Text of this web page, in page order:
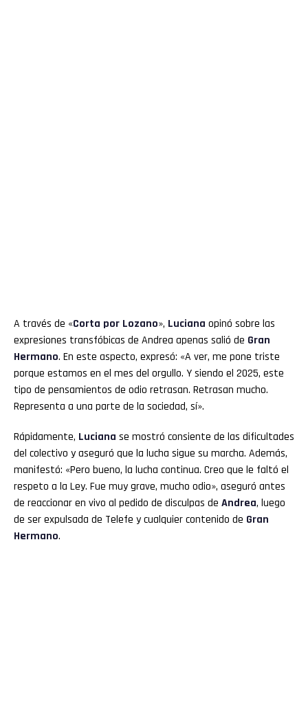
A través de «Corta por Lozano», Luciana opinó sobre las
expresiones transfóbicas de Andrea apenas salió de Gran
Hermano. En este aspecto, expresó: «A ver, me pone triste
porque estamos en el mes del orgullo. Y siendo el 2025, este
tipo de pensamientos de odio retrasan. Retrasan mucho.
Representa a una parte de la sociedad, sí».
Rápidamente, Luciana se mostró consiente de las dificultades
del colectivo y aseguró que la lucha sigue su marcha. Además,
manifestó: «Pero bueno, la lucha continua. Creo que le faltó el
respeto a la Ley. Fue muy grave, mucho odio», aseguró antes
de reaccionar en vivo al pedido de disculpas de Andrea, luego
de ser expulsada de Telefe y cualquier contenido de Gran
Hermano.